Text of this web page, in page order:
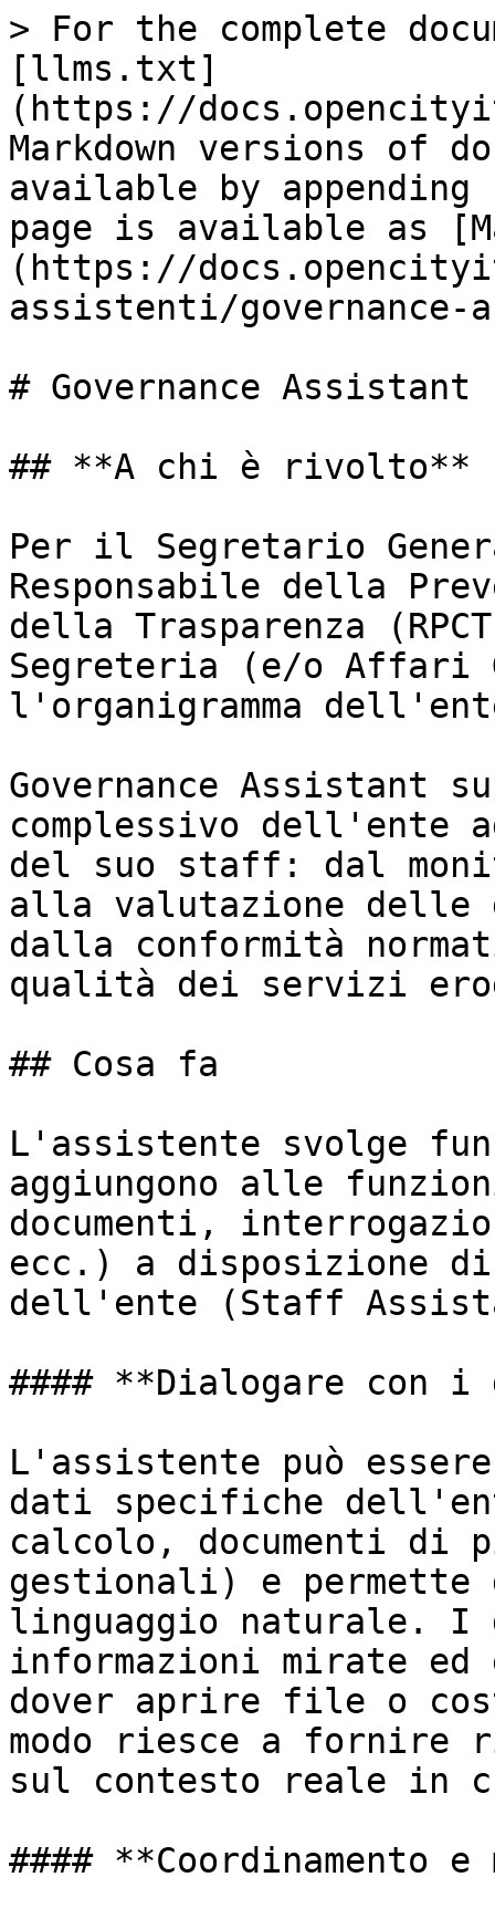
> For the complete
[llms.txt]
(https://
Markdown versions of
available by
page is available as
(https://
assistenti/governance-
# Governance Assistant
## **A chi è rivolto**
Per il Segretario
Responsabile della
della Trasparenza
Segreteria (e/o Affari
l'organigramma
Governance Assistant
complessivo dell'ente
del suo staff: dal
alla valutazione delle
dalla conformità
qualità dei servizi
## Cosa fa
L'assistente svolge
aggiungono alle
documenti,
ecc.) a disposizione
dell'ente (Staff
#### **Dialogare con
L'assistente può
dati specifiche
calcolo, documenti di
gestionali) e
linguaggio naturale. I
informazioni mirate ed
dover aprire file o
modo riesce a fornire
sul contesto reale in
#### **Coordinamento